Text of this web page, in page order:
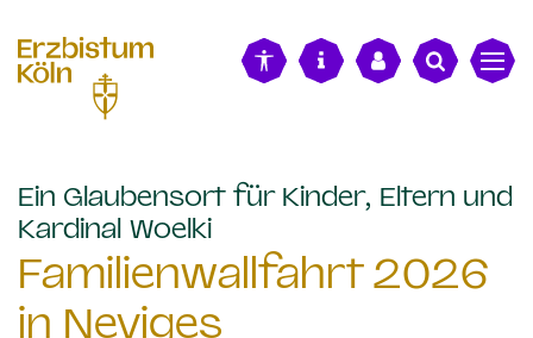
Ein Glaubensort für Kinder, Eltern und
Kardinal Woelki:
Familienwallfahrt 2026
in Neviges